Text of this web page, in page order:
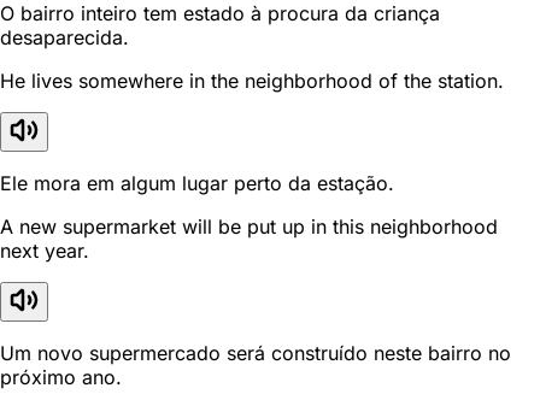
O bairro inteiro tem estado à procura da criança
desaparecida.
He lives somewhere in the neighborhood of the station.
Ele mora em algum lugar perto da estação.
A new supermarket will be put up in this neighborhood
next year.
Um novo supermercado será construído neste bairro no
próximo ano.